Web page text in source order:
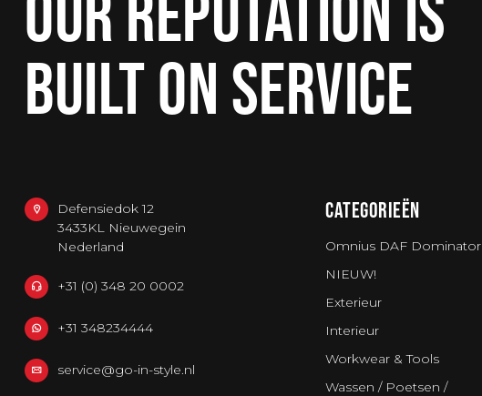
BUILT ON SERVICE
Defensiedok 12
3433KL Nieuwegein
Nederland
+31 (0) 348 20 0002
+31 348234444
service@go-in-style.nl
CATEGORIEËN
Omnius DAF Dominator
NIEUW!
Exterieur
Interieur
Workwear & Tools
Wassen / Poetsen /